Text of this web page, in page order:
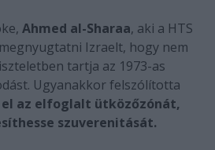
Ahmed al-Sharaa, aki a HTS
Izraelt, hogy nem
tartja az 1973-as
Ugyanakkor felszólította
az elfoglalt ütközőzónát,
szuverenitását.